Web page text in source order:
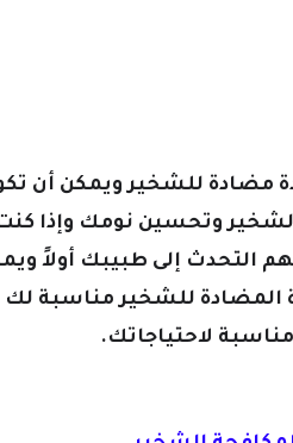
مضادة للشخير ويمكن أن
وتحسين نومك وإذا
التحدث إلى طبيبك أولاً
للشخير مناسبة لك
لاحتياجاتك.